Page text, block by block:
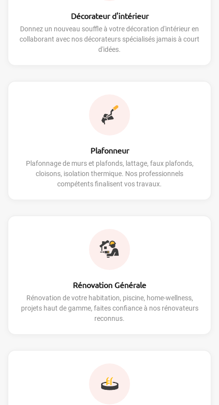
Décorateur d'intérieur
Donnez un nouveau souffle à votre décoration d'intérieur en
collaborant avec nos décorateurs spécialisés jamais à court
d'idées.
Plafonneur
Plafonnage de murs et plafonds, lattage, faux plafonds,
cloisons, isolation thermique. Nos professionnels
compétents finalisent vos travaux.
Rénovation Générale
Rénovation de votre habitation, piscine, home-wellness,
projets haut de gamme, faites confiance à nos rénovateurs
reconnus.